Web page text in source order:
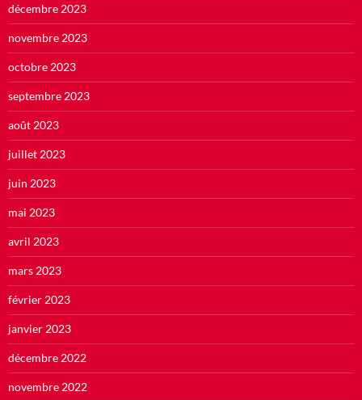
décembre 2023
novembre 2023
octobre 2023
septembre 2023
août 2023
juillet 2023
juin 2023
mai 2023
avril 2023
mars 2023
février 2023
janvier 2023
décembre 2022
novembre 2022